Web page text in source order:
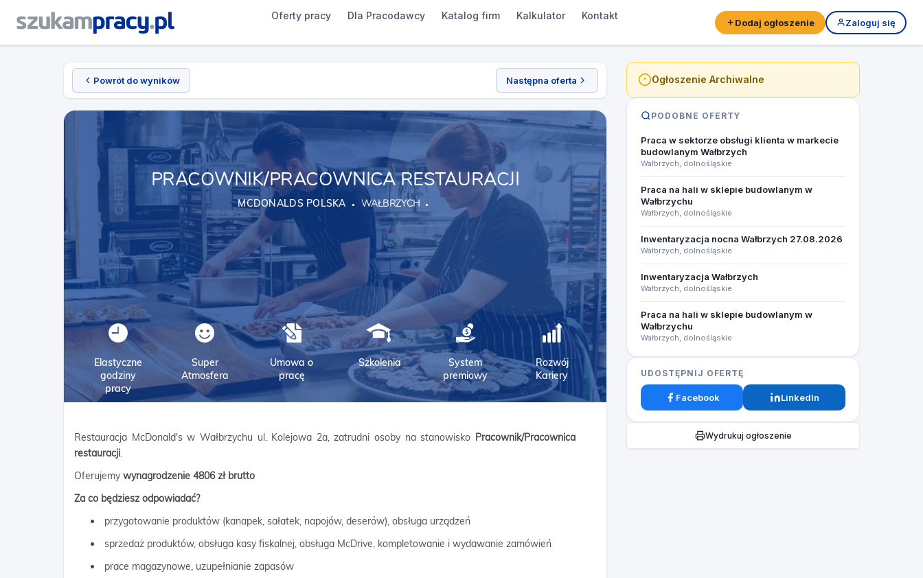
Oferty pracy Dla Pracodawcy Katalog firm Kalkulator Kontakt
Dodaj ogłoszenie Zaloguj się
Powrót do wyników Następna oferta
PRACOWNIK/PRACOWNICA RESTAURACJI
MCDONALDS POLSKA WAŁBRZYCH
Elastyczne
godziny
pracy
Super
Atmosfera
Umowa o
pracę
Szkolenia
System
premiowy
Rozwój
Kariery
Restauracja McDonald's w Wałbrzychu ul. Kolejowa 2a, zatrudni osoby na stanowisko Pracownik/Pracownica
restauracji.
Oferujemy wynagrodzenie 4806 zł brutto
Za co będziesz odpowiadać?
przygotowanie produktów (kanapek, sałatek, napojów, deserów), obsługa urządzeń
sprzedaż produktów, obsługa kasy fiskalnej, obsługa McDrive, kompletowanie i wydawanie zamówień
prace magazynowe, uzupełnianie zapasów
Ogłoszenie Archiwalne
PODOBNE OFERTY
Praca w sektorze obsługi klienta w markecie
budowlanym Wałbrzych
Wałbrzych, dolnośląskie
Praca na hali w sklepie budowlanym w
Wałbrzychu
Wałbrzych, dolnośląskie
Inwentaryzacja nocna Wałbrzych 27.08.2026​
Wałbrzych, dolnośląskie
Inwentaryzacja Wałbrzych
Wałbrzych, dolnośląskie
Praca na hali w sklepie budowlanym w
Wałbrzychu
Wałbrzych, dolnośląskie
UDOSTĘPNIJ OFERTĘ
Facebook LinkedIn
Wydrukuj ogłoszenie